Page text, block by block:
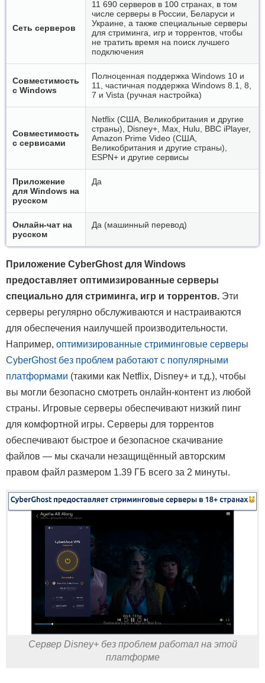
Сеть серверов
11 690 серверов в 100 странах, в том
числе серверы в России, Беларуси и
Украине, а также специальные серверы
для стриминга, игр и торрентов, чтобы
не тратить время на поиск лучшего
подключения
Совместимость
с Windows
Полноценная поддержка Windows 10 и
11, частичная поддержка Windows 8.1, 8,
7 и Vista (ручная настройка)
Совместимость
с сервисами
Netflix (США, Великобритания и другие
страны), Disney+, Max, Hulu, BBC iPlayer,
Amazon Prime Video (США,
Великобритания и другие страны),
ESPN+ и другие сервисы
Приложение
для Windows на
русском
Да
Онлайн-чат на
русском
Да (машинный перевод)
Приложение CyberGhost для Windows
предоставляет оптимизированные серверы
специально для стриминга, игр и торрентов. Эти
серверы регулярно обслуживаются и настраиваются
для обеспечения наилучшей производительности.
Например, оптимизированные стриминговые серверы
CyberGhost без проблем работают с популярными
платформами (такими как Netflix, Disney+ и т.д.), чтобы
вы могли безопасно смотреть онлайн-контент из любой
страны. Игровые серверы обеспечивают низкий пинг
для комфортной игры. Серверы для торрентов
обеспечивают быстрое и безопасное скачивание
файлов — мы скачали незащищённый авторским
правом файл размером 1.39 ГБ всего за 2 минуты.
Сервер Disney+ без проблем работал на этой
платформе